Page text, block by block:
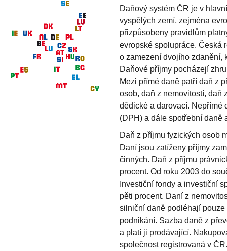
Daňový systém ČR je v
vyspělých zemí, zejména
přizpůsobeny pravidlům
evropské spolupráce. Česká
o zamezení dvojího zdanění,
Daňové příjmy pocházejí
Mezi přímé daně patří daň z
osob, daň z nemovitostí, daň
dědické a darovací. Nepřímé
(DPH) a dále spotřební daně
Daň z příjmu fyzických osob
Daní jsou zatíženy příjmy
činných. Daň z příjmu
procent. Od roku 2003 do
Investiční fondy a investiční
pěti procent. Daní z
silniční daně podléhají
podnikání. Sazba daně z
a platí ji prodávající.
společnost registrovaná v